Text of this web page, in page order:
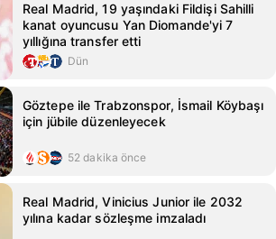
Real Madrid, 19 yaşındaki Fildişi Sahilli
kanat oyuncusu Yan Diomande'yi 7
yıllığına transfer etti
Dün
Göztepe ile Trabzonspor, İsmail Köybaşı
için jübile düzenleyecek
52 dakika önce
Real Madrid, Vinicius Junior ile 2032
yılına kadar sözleşme imzaladı